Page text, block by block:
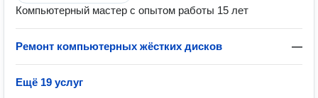
Компьютерный мастер с опытом работы 15 лет
Ремонт компьютерных жёстких дисков —
Ещё 19 услуг